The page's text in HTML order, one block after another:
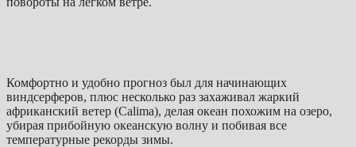
Комфортно и удобно прогноз был для начинающих
виндсерферов, плюс несколько раз захаживал жаркий
африканский ветер (Calima), делая океан похожим на озеро,
убирая прибойную океанскую волну и побивая все
температурные рекорды зимы.